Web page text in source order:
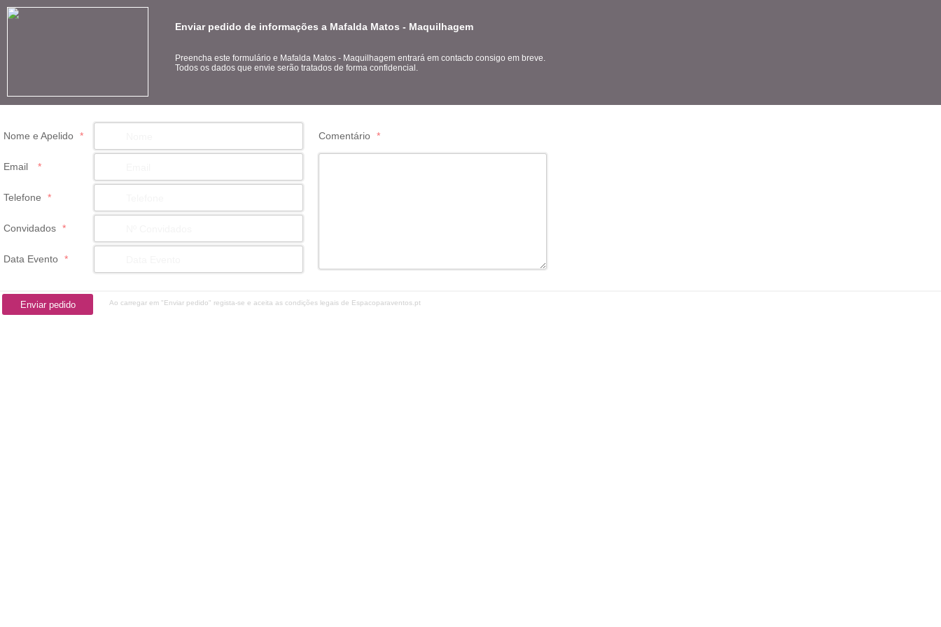
Enviar pedido de informações a Mafalda Matos - Maquilhagem
Preencha este formulário e Mafalda Matos - Maquilhagem entrará em contacto consigo em breve.
Todos os dados que envie serão tratados de forma confidencial.
Nome e Apelido * Comentário *
Email *
Telefone *
Convidados *
Data Evento *
Ao carregar em "Enviar pedido" regista-se e aceita as condições legais de Espacoparaventos.pt